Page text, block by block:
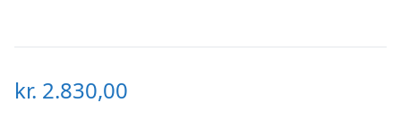
kr. 2.830,00